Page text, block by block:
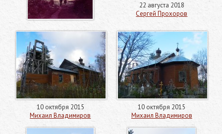
22 августа 2018
Сергей Прохоров
10 октября 2015
Михаил Владимиров
10 октября 2015
Михаил Владимиров